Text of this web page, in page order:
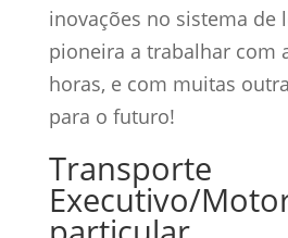
inovações no sistema de
pioneira a trabalhar com
horas, e com muitas
para o futuro!
Transporte
Executivo/